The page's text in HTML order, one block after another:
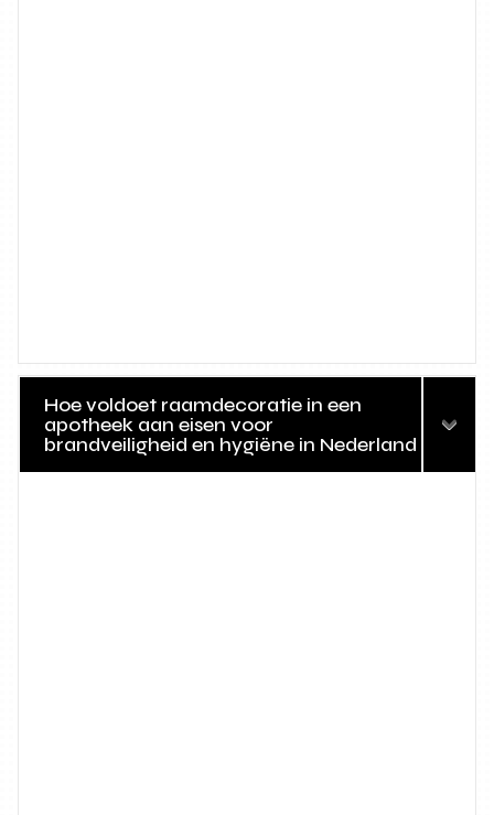
Hoe voldoet raamdecoratie in een
apotheek aan eisen voor
brandveiligheid en hygiëne in Nederland